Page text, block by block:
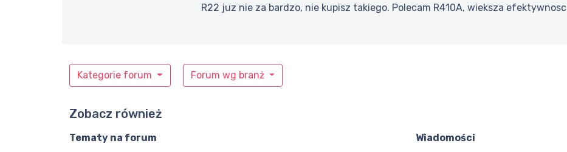
R22 juz nie za bardzo, nie kupisz takiego. Polecam R410A, wieksza efektywnosc
Kategorie forum Forum wg branż
Zobacz również
Tematy na forum Wiadomości